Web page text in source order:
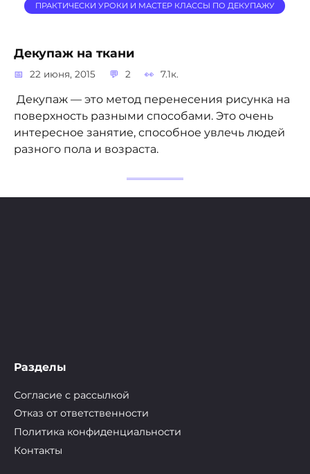
ПРАКТИЧЕСКИ УРОКИ И МАСТЕР КЛАССЫ ПО ДЕКУПАЖУ
Декупаж на ткани
22 июня, 2015 2 7.1к.
Декупаж — это метод перенесения рисунка на
поверхность разными способами. Это очень
интересное занятие, способное увлечь людей
разного пола и возраста.
Разделы
Согласие с рассылкой
Отказ от ответственности
Политика конфиденциальности
Контакты